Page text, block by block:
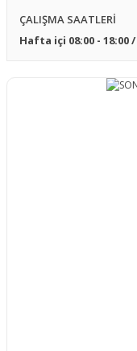
ÇALIŞMA SAATLERİ
Hafta içi 08:00 - 18:00 /